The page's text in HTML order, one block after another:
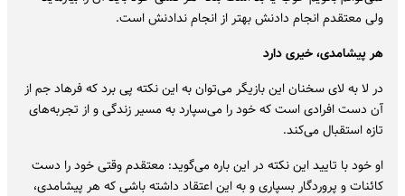
ولی معتقدم انجام دادنش بهتر از انجام ندادنش است.
هر پیشامدی، خیری دارد
در لا به لای سخنان این بازیگر می‌توان به این نکته پی برد که فرهاد جم از
آن دست افرادی است که خود را می‌سپارد به مسیر زندگی و از تجربه‌های
تازه استقبال می‌کند.
او خود با تایید این نکته در این باره می‌گوید: معتقدم وقتی خود را دست
کائنات و پروردگار بسپاری و به این اعتقاد داشته باشی که هر پیشامدی،